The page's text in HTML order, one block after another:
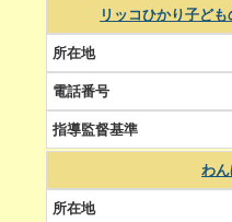
リッコひかり子ども
わ